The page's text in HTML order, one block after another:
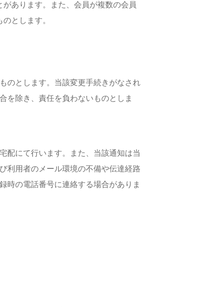
あります。また、会員が複数の会員
とします。
のとします。当該変更手続きがなされ
を除き、責任を負わないものとしま
配にて行います。また、当該通知は当
利用者のメール環境の不備や伝達経路
時の電話番号に連絡する場合がありま